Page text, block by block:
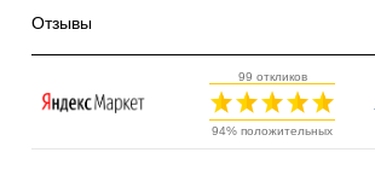
Отзывы
99 откликов
94% положительных